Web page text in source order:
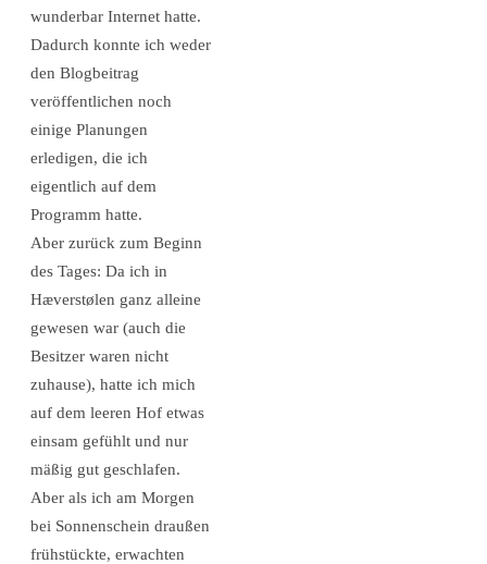
wunderbar Internet hatte.
Dadurch konnte ich weder
den Blogbeitrag
veröffentlichen noch
einige Planungen
erledigen, die ich
eigentlich auf dem
Programm hatte.
Aber zurück zum Beginn
des Tages: Da ich in
Hæverstølen ganz alleine
gewesen war (auch die
Besitzer waren nicht
zuhause), hatte ich mich
auf dem leeren Hof etwas
einsam gefühlt und nur
mäßig gut geschlafen.
Aber als ich am Morgen
bei Sonnenschein draußen
frühstückte, erwachten